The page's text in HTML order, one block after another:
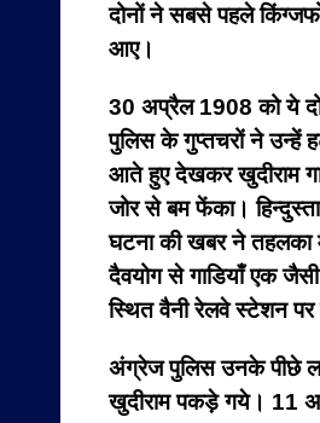
दोनों ने सबसे पहले
आए।
30 अप्रैल 1908 को ये
पुलिस के गुप्तचरों ने उन्हें
आते हुए देखकर खुदीराम
जोर से बम फेंका।
घटना की खबर ने तहलका
दैवयोग से गाडियाँ एक
स्थित वैनी रेलवे स्टेशन पर
अंग्रेज पुलिस उनके पीछे
खुदीराम पकड़े गये। 11